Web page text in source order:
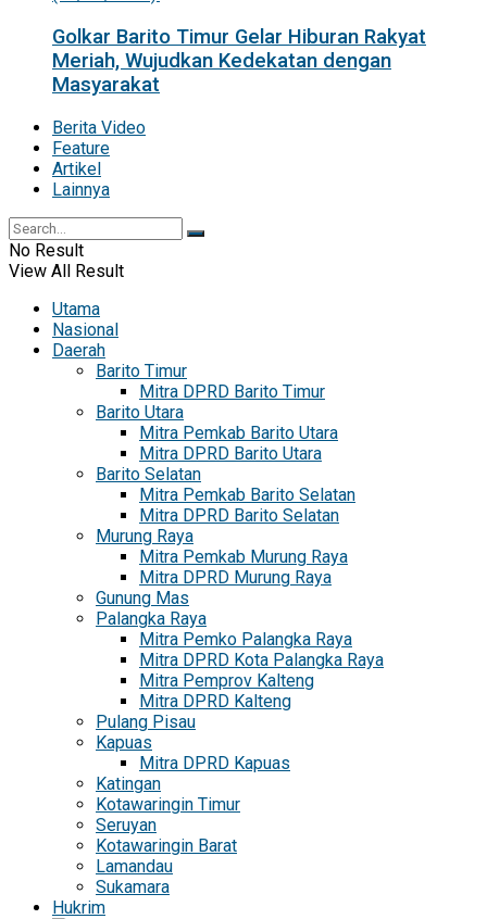
Golkar Barito Timur Gelar Hiburan Rakyat
Meriah, Wujudkan Kedekatan dengan
Masyarakat
Berita Video
Feature
Artikel
Lainnya
No Result
View All Result
Utama
Nasional
Daerah
Barito Timur
Mitra DPRD Barito Timur
Barito Utara
Mitra Pemkab Barito Utara
Mitra DPRD Barito Utara
Barito Selatan
Mitra Pemkab Barito Selatan
Mitra DPRD Barito Selatan
Murung Raya
Mitra Pemkab Murung Raya
Mitra DPRD Murung Raya
Gunung Mas
Palangka Raya
Mitra Pemko Palangka Raya
Mitra DPRD Kota Palangka Raya
Mitra Pemprov Kalteng
Mitra DPRD Kalteng
Pulang Pisau
Kapuas
Mitra DPRD Kapuas
Katingan
Kotawaringin Timur
Seruyan
Kotawaringin Barat
Lamandau
Sukamara
Hukrim